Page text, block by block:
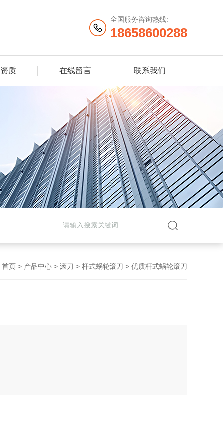
全国服务咨询热线:
18658600288
质 在线留言 联系我们
首页 > 产品中心 > 滚刀 > 杆式蜗轮滚刀 > 优质杆式蜗轮滚刀